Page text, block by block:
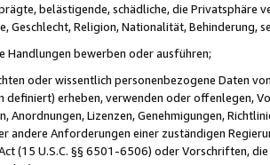
belästigende, schädliche, die Privatsphäre
Geschlecht, Religion, Nationalität, Behinderung,
Handlungen bewerben oder ausführen;
oder wissentlich personenbezogene Daten
definiert) erheben, verwenden oder offenlegen,
Anordnungen, Lizenzen, Genehmigungen,
andere Anforderungen einer zuständigen
(15 U.S.C. §§ 6501-6506) oder Vorschriften,